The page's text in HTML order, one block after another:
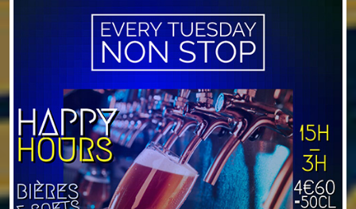
DJ – SET Tous le samedis de 22H00 à 06H00